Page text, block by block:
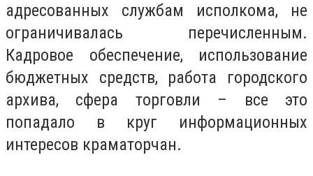
адресованных службам исполкома, не
ограничивалась перечисленным.
Кадровое обеспечение, использование
бюджетных средств, работа городского
архива, сфера торговли – все это
попадало в круг информационных
интересов краматорчан.